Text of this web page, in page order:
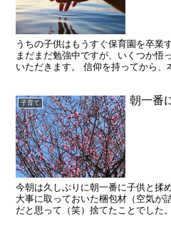
うちの子供はもうすぐ保育園を卒業
まだまだ勉強中ですが、いくつか悟
いただきます。 信仰を持ってから、
子育て 朝一番
今朝は久しぶりに朝一番に子供と揉
大事に取っておいた梱包材（空気が
だと思って（笑）捨てたことでした